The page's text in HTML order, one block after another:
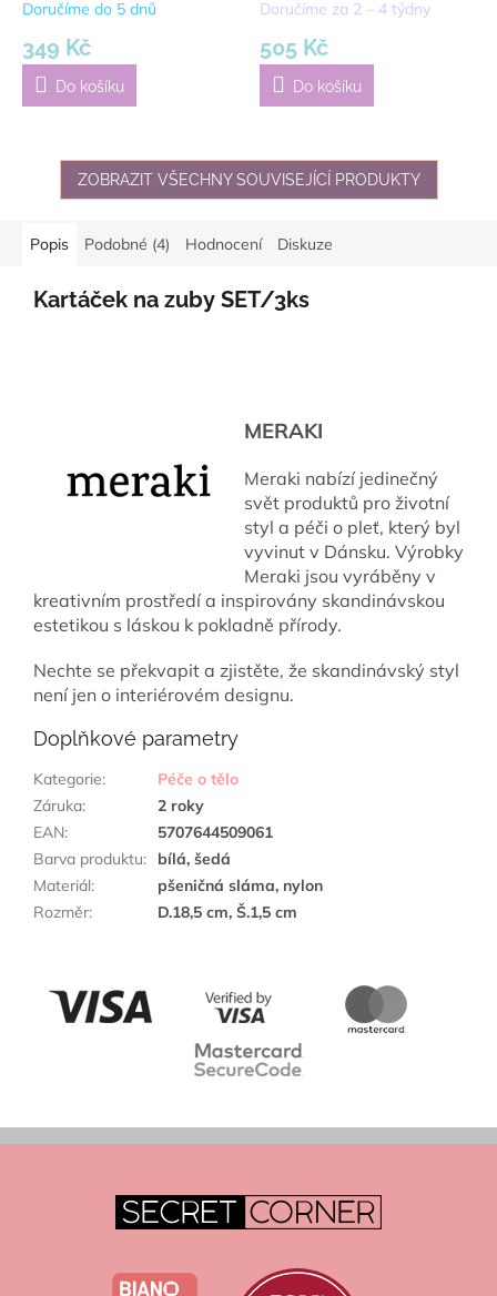
Doručíme do 5 dnů
349 Kč
Do košíku
Doručíme za 2 – 4 týdny
505 Kč
Do košíku
ZOBRAZIT VŠECHNY SOUVISEJÍCÍ PRODUKTY
Popis Podobné (4) Hodnocení Diskuze
Kartáček na zuby SET/3ks
MERAKI
Meraki nabízí jedinečný
svět produktů pro životní
styl a péči o pleť, který byl
vyvinut v Dánsku. Výrobky
Meraki jsou vyráběny v
kreativním prostředí a inspirovány skandinávskou
estetikou s láskou k pokladně přírody.
Nechte se překvapit a zjistěte, že skandinávský styl
není jen o interiérovém designu.
Doplňkové parametry
Kategorie:
Péče o tělo
Záruka:
2 roky
EAN:
5707644509061
Barva produktu:
bílá, šedá
Materiál:
pšeničná sláma, nylon
Rozměr: D.18,5 cm, Š.1,5 cm